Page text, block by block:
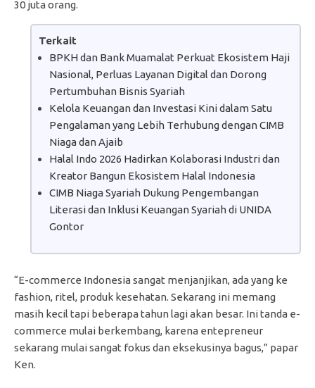
30 juta orang.
Terkait
BPKH dan Bank Muamalat Perkuat Ekosistem Haji
Nasional, Perluas Layanan Digital dan Dorong
Pertumbuhan Bisnis Syariah
Kelola Keuangan dan Investasi Kini dalam Satu
Pengalaman yang Lebih Terhubung dengan CIMB
Niaga dan Ajaib
Halal Indo 2026 Hadirkan Kolaborasi Industri dan
Kreator Bangun Ekosistem Halal Indonesia
CIMB Niaga Syariah Dukung Pengembangan
Literasi dan Inklusi Keuangan Syariah di UNIDA
Gontor
“E-commerce Indonesia sangat menjanjikan, ada yang ke
fashion, ritel, produk kesehatan. Sekarang ini memang
masih kecil tapi beberapa tahun lagi akan besar. Ini tanda e-
commerce mulai berkembang, karena entepreneur
sekarang mulai sangat fokus dan eksekusinya bagus,” papar
Ken.